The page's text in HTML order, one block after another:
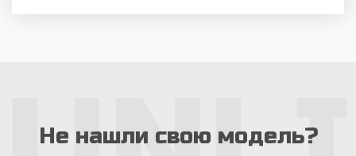
Не нашли свою модель?